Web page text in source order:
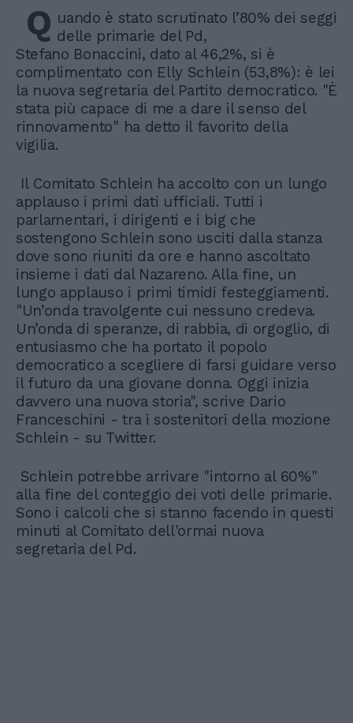
Q uando è stato scrutinato l’80% dei seggi
delle primarie del Pd,
Stefano Bonaccini, dato al 46,2%, si è
complimentato con Elly Schlein (53,8%): è lei
la nuova segretaria del Partito democratico. "È
stata più capace di me a dare il senso del
rinnovamento" ha detto il favorito della
vigilia.
Il Comitato Schlein ha accolto con un lungo
applauso i primi dati ufficiali. Tutti i
parlamentari, i dirigenti e i big che
sostengono Schlein sono usciti dalla stanza
dove sono riuniti da ore e hanno ascoltato
insieme i dati dal Nazareno. Alla fine, un
lungo applauso i primi timidi festeggiamenti.
"Un’onda travolgente cui nessuno credeva.
Un’onda di speranze, di rabbia, di orgoglio, di
entusiasmo che ha portato il popolo
democratico a scegliere di farsi guidare verso
il futuro da una giovane donna. Oggi inizia
davvero una nuova storia", scrive Dario
Franceschini - tra i sostenitori della mozione
Schlein - su Twitter.
Schlein potrebbe arrivare "intorno al 60%"
alla fine del conteggio dei voti delle primarie.
Sono i calcoli che si stanno facendo in questi
minuti al Comitato dell'ormai nuova
segretaria del Pd.